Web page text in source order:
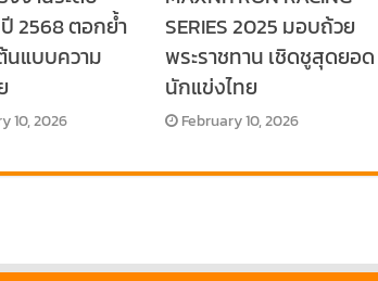
2568 ตอกย้ำ
แบบความ
10, 2026
SERIES 2025 มอบถ้วย
พระราชทาน เชิดชูสุดยอด
นักแข่งไทย
February 10, 2026